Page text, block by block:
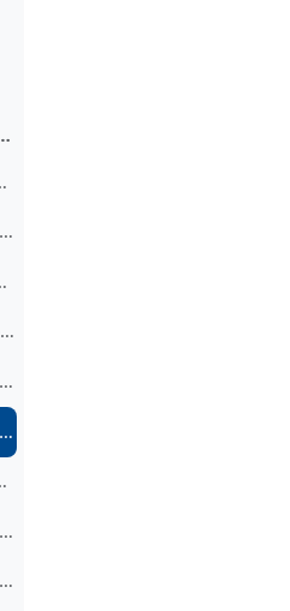
Sheets)
submissions
1. Übungsblatt (Abgabe am 29. October)
November)
3. Übungsblatt (Abgabe am Montag 15. November)
4. Übungsblatt (Abgabe am 19. November)
5. Übungsblatt (Abgabe am 26. November)
Dezember)
7. Übungsblatt (Abgabe am 10. Dezember)
8. Übungsblatt (Abgabe am 17. Dezember)